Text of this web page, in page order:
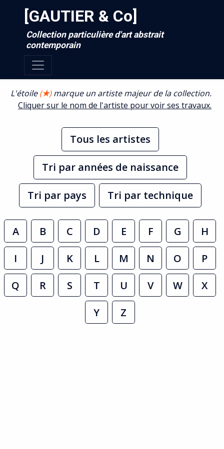
[GAUTIER & Co]
Collection particulière d'art abstrait
contemporain
L'étoile(★)marque un artiste majeur de la collection.
Cliquer sur le nom de l'artiste pour voir ses travaux.
Tous les artistes
Tri par années de naissance
Tri par pays Tri par technique
A B C D E F G
H
I
J K L M N O
P
Q
R S T U V W
X
Y
Z